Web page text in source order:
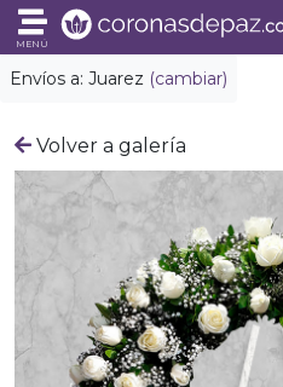
Envíos a: Juarez (cambiar)
MENÚ
Volver a galería